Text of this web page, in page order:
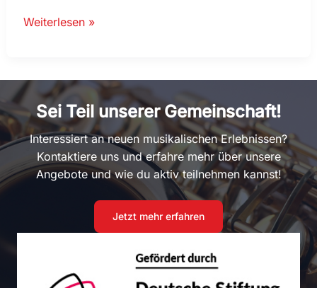
Ordentliche
und
Wiederwahlen
Weiterlesen »
Sei Teil unserer Gemeinschaft!
Interessiert an neuen musikalischen Erlebnissen?
Kontaktiere uns und erfahre mehr über unsere
Angebote und wie du aktiv teilnehmen kannst!
Jetzt mehr erfahren